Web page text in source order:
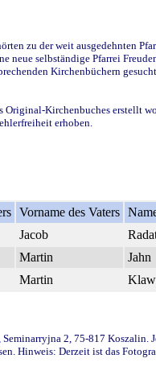
zu der weit ausgedehnten
neue selbständige Pfarrei
Kirchenbüchern
Kirchenbuches erstellt
erhoben.
Vorname des Vaters
Jacob
Martin Jahn
Martin
2, 75-817 Koszalin.
Hinweis: Derzeit ist das